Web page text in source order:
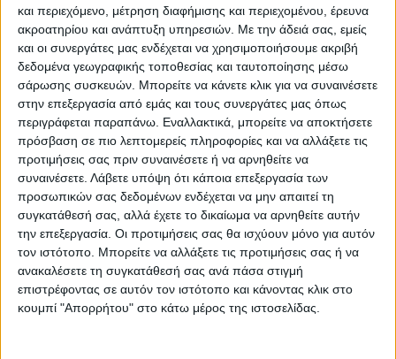
και περιεχόμενο, μέτρηση διαφήμισης και περιεχομένου, έρευνα
ακροατηρίου και ανάπτυξη υπηρεσιών. Με την άδειά σας, εμείς
και οι συνεργάτες μας ενδέχεται να χρησιμοποιήσουμε ακριβή
δεδομένα γεωγραφικής τοποθεσίας και ταυτοποίησης μέσω
σάρωσης συσκευών. Μπορείτε να κάνετε κλικ για να συναινέσετε
στην επεξεργασία από εμάς και τους συνεργάτες μας όπως
περιγράφεται παραπάνω. Εναλλακτικά, μπορείτε να αποκτήσετε
πρόσβαση σε πιο λεπτομερείς πληροφορίες και να αλλάξετε τις
προτιμήσεις σας πριν συναινέσετε ή να αρνηθείτε να
συναινέσετε. Λάβετε υπόψη ότι κάποια επεξεργασία των
προσωπικών σας δεδομένων ενδέχεται να μην απαιτεί τη
συγκατάθεσή σας, αλλά έχετε το δικαίωμα να αρνηθείτε αυτήν
την επεξεργασία. Οι προτιμήσεις σας θα ισχύουν μόνο για αυτόν
τον ιστότοπο. Μπορείτε να αλλάξετε τις προτιμήσεις σας ή να
ανακαλέσετε τη συγκατάθεσή σας ανά πάσα στιγμή
επιστρέφοντας σε αυτόν τον ιστότοπο και κάνοντας κλικ στο
κουμπί "Απορρήτου" στο κάτω μέρος της ιστοσελίδας.
Κ.Π.
Τελευταίες Ειδήσεις Σήμερα
Ακολούθησε την εφημερίδα ΝΕΟΣ
ΑΓΩΝ στο Google News!
Όλες οι εξελίξεις στην περιοχή της
Καρδίτσας και ευρύτερα της Θεσσαλίας
ΠΡΟΗΓΟΥΜΕΝΟ ΑΡΘΡΟ
Το εντυπωσιακό «come
back» της Πένυς
Τσινοπούλου!
ΕΠΟΜΕΝΟ ΑΡΘΡΟ
Επείγει ο καθαρισμός
ορεινών δρόμων για την
ασφάλεια των κατοίκων και